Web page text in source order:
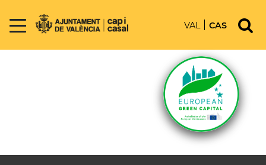
VAL CAS